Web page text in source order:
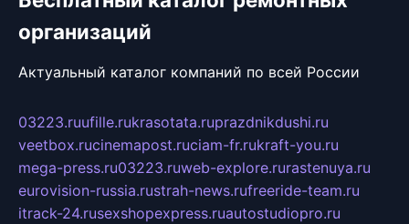
организаций
Актуальный каталог компаний по всей России
03223.ruufille.rukrasotata.ruprazdnikdushi.ru
veetbox.rucinemapost.ruciam-fr.rukraft-you.ru
mega-press.ru03223.ruweb-explore.rurastenuya.ru
eurovision-russia.rustrah-news.rufreeride-team.ru
itrack-24.rusexshopexpress.ruautostudiopro.ru